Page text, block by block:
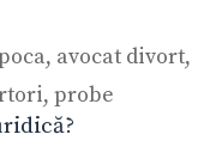
, avocat divort,
, probe